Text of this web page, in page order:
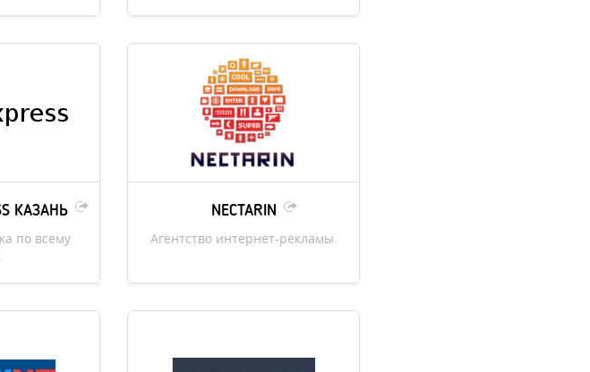
КАЗАНЬ
по всему
NECTARIN
Агентство интернет-рекламы.